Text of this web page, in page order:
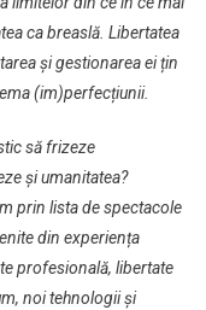
ca breaslă. Libertatea
și gestionarea ei țin
(im)perfecțiunii.
să frizeze
și umanitatea?
prin lista de spectacole
din experiența
profesională, libertate
noi tehnologii și